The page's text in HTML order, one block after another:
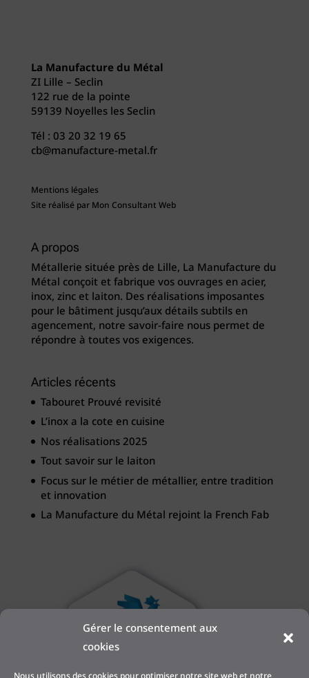
Gérer le consentement aux
cookies
La Manufacture du Métal
ZI Lille – Seclin
122 rue de la pointe
59139 Noyelles les Seclin
Tél :03 20 32 19 65
cb@manufacture-metal.fr
Mentions légales
Site réalisé parMon Consultant Web
A propos
Métallerie située près de Lille, La Manufacture du
Métal conçoit et fabrique vos ouvrages en acier,
inox, zinc et laiton. Des réalisations imposantes
pour le bâtiment jusqu’aux détails subtils en
agencement, notre savoir-faire nous permet de
répondre à toutes vos exigences.
Articles récents
Tabouret Prouvé revisité
L’inox a la cote en cuisine
Nos réalisations 2025
Tout savoir sur le laiton
Focus sur le métier de métallier, entre tradition
et innovation
La Manufacture du Métal rejoint la French Fab